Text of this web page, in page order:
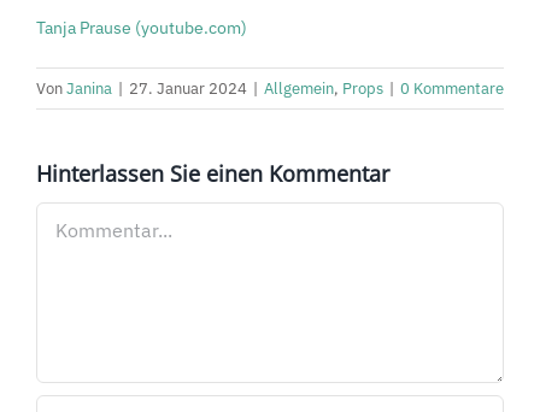
Tanja Prause (youtube.com)
VonJanina | 27. Januar 2024 | Allgemein, Props | 0 Kommentare
Hinterlassen Sie einen Kommentar